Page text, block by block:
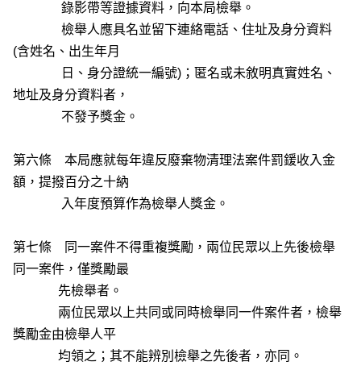
錄影帶等證據資料，向本局檢舉。
檢舉人應具名並留下連絡電話、住址及身分資料
(含姓名、出生年月
日、身分證統一編號)；匿名或未敘明真實姓名、
地址及身分資料者，
不發予獎金。
第六條 本局應就每年違反廢棄物清理法案件罰鍰收入金
額，提撥百分之十納
入年度預算作為檢舉人獎金。
第七條 同一案件不得重複獎勵，兩位民眾以上先後檢舉
同一案件，僅獎勵最
先檢舉者。
兩位民眾以上共同或同時檢舉同一件案件者，檢舉
獎勵金由檢舉人平
均領之；其不能辨別檢舉之先後者，亦同。